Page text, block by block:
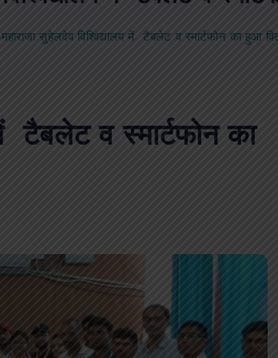
सुहेलदेव विश्विद्यालय में टैबलेट व स्मार्टफोन का हुआ
टैबलेट व स्मार्टफोन का